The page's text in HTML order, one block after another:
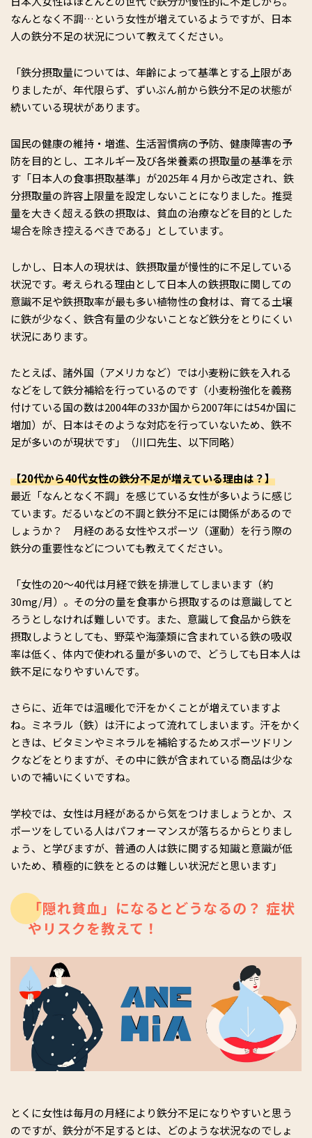
なんとなく不調…という女性が増えているようですが、日本
人の鉄分不足の状況について教えてください。
「鉄分摂取量については、年齢によって基準とする上限があ
りましたが、年代限らず、ずいぶん前から鉄分不足の状態が
続いている現状があります。
国民の健康の維持・増進、生活習慣病の予防、健康障害の予
防を目的とし、エネルギー及び各栄養素の摂取量の基準を示
す「日本人の食事摂取基準」が2025年４月から改定され、鉄
分摂取量の許容上限量を設定しないことになりました。推奨
量を大きく超える鉄の摂取は、貧血の治療などを目的とした
場合を除き控えるべきである」としています。
しかし、日本人の現状は、鉄摂取量が慢性的に不足している
状況です。考えられる理由として日本人の鉄摂取に関しての
意識不足や鉄摂取率が最も多い植物性の食材は、育てる土壌
に鉄が少なく、鉄含有量の少ないことなど鉄分をとりにくい
状況にあります。
たとえば、諸外国（アメリカなど）では小麦粉に鉄を入れる
などをして鉄分補給を行っているのです（小麦粉強化を義務
付けている国の数は2004年の33か国から2007年には54か国に
増加）が、日本はそのような対応を行っていないため、鉄不
足が多いのが現状です」（川口先生、以下同略）
【20代から40代女性の鉄分不足が増えている理由は？】
最近「なんとなく不調」を感じている女性が多いように感じ
ています。だるいなどの不調と鉄分不足には関係があるので
しょうか？ 月経のある女性やスポーツ（運動）を行う際の
鉄分の重要性などについても教えてください。
「女性の20～40代は月経で鉄を排泄してしまいます（約
30mg/月）。その分の量を食事から摂取するのは意識してと
ろうとしなければ難しいです。また、意識して食品から鉄を
摂取しようとしても、野菜や海藻類に含まれている鉄の吸収
率は低く、体内で使われる量が多いので、どうしても日本人は
鉄不足になりやすいんです。
さらに、近年では温暖化で汗をかくことが増えていますよ
ね。ミネラル（鉄）は汗によって流れてしまいます。汗をかく
ときは、ビタミンやミネラルを補給するためスポーツドリン
クなどをとりますが、その中に鉄が含まれている商品は少な
いので補いにくいですね。
学校では、女性は月経があるから気をつけましょうとか、ス
ポーツをしている人はパフォーマンスが落ちるからとりまし
ょう、と学びますが、普通の人は鉄に関する知識と意識が低
いため、積極的に鉄をとるのは難しい状況だと思います」
「隠れ貧血」になるとどうなるの？ 症状
やリスクを教えて！
とくに女性は毎月の月経により鉄分不足になりやすいと思う
のですが、鉄分が不足するとは、どのような状況なのでしょ